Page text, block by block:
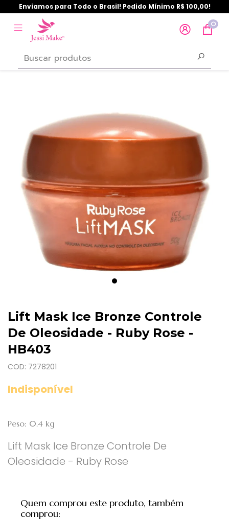
Enviamos para Todo o Brasil! Pedido Mínimo R$ 100,00!
0
Lift Mask Ice Bronze Controle
De Oleosidade - Ruby Rose -
HB403
COD: 7278201
Indisponível
Peso: 0.4 kg
Lift Mask Ice Bronze Controle De
Oleosidade - Ruby Rose
Quem comprou este produto, também
comprou: